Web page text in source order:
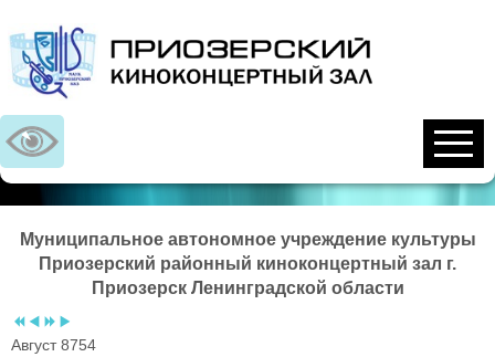
Муниципальное автономное учреждение культуры
Приозерский районный киноконцертный зал г.
Приозерск Ленинградской области
Предыдущий
Предыдущий
Следующий
Следующий
Август 8754